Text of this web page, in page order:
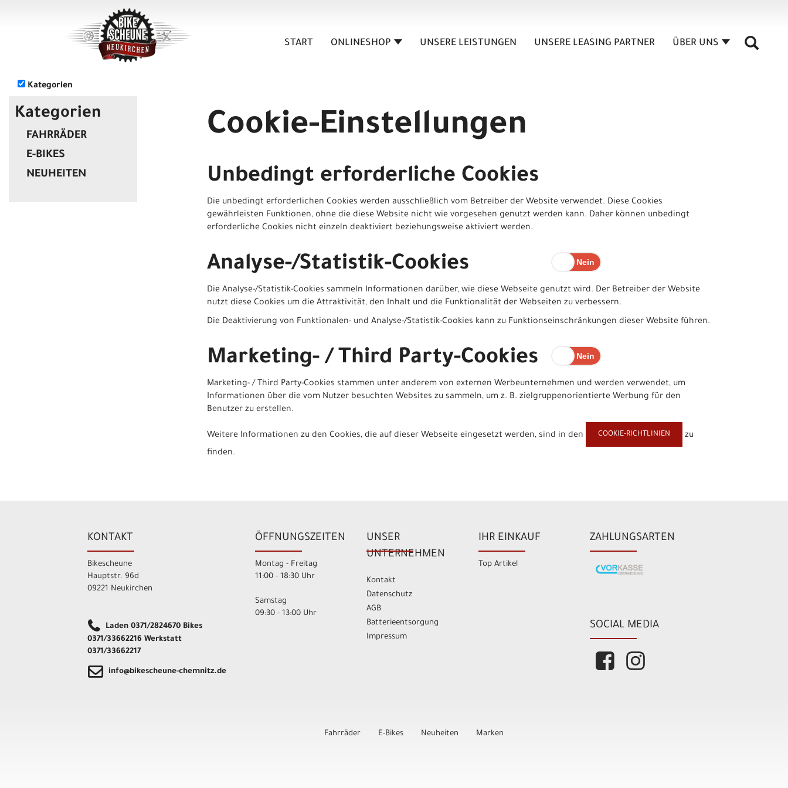
START ONLINESHOP UNSERE LEISTUNGEN UNSERE LEASING PARTNER ÜBER UNS
Kategorien
Kategorien
FAHRRÄDER
E-BIKES
NEUHEITEN
Cookie-Einstellungen
Unbedingt erforderliche Cookies
Die unbedingt erforderlichen Cookies werden ausschließlich vom Betreiber der Website verwendet. Diese Cookies
gewährleisten Funktionen, ohne die diese Website nicht wie vorgesehen genutzt werden kann. Daher können unbedingt
erforderliche Cookies nicht einzeln deaktiviert beziehungsweise aktiviert werden.
Analyse-/Statistik-Cookies
Die Analyse-/Statistik-Cookies sammeln Informationen darüber, wie diese Webseite genutzt wird. Der Betreiber der Website
nutzt diese Cookies um die Attraktivität, den Inhalt und die Funktionalität der Webseiten zu verbessern.
Die Deaktivierung von Funktionalen- und Analyse-/Statistik-Cookies kann zu Funktionseinschränkungen dieser Website führen.
Marketing- / Third Party-Cookies
Marketing- / Third Party-Cookies stammen unter anderem von externen Werbeunternehmen und werden verwendet, um
Informationen über die vom Nutzer besuchten Websites zu sammeln, um z. B. zielgruppenorientierte Werbung für den
Benutzer zu erstellen.
Weitere Informationen zu den Cookies, die auf dieser Webseite eingesetzt werden, sind in den COOKIE-RICHTLINIEN
zu
finden.
KONTAKT
Bikescheune
Hauptstr. 96d
09221 Neukirchen
Laden 0371/2824670 Bikes
0371/33662216 Werkstatt
0371/33662217
info@bikescheune-chemnitz.de
ÖFFNUNGSZEITEN
Montag - Freitag
11:00 - 18:30 Uhr
Samstag
09:30 - 13:00 Uhr
UNSER
UNTERNEHMEN
Kontakt
Datenschutz
AGB
Batterieentsorgung
Impressum
IHR EINKAUF
Top Artikel
ZAHLUNGSARTEN
SOCIAL MEDIA
Fahrräder E-Bikes Neuheiten Marken